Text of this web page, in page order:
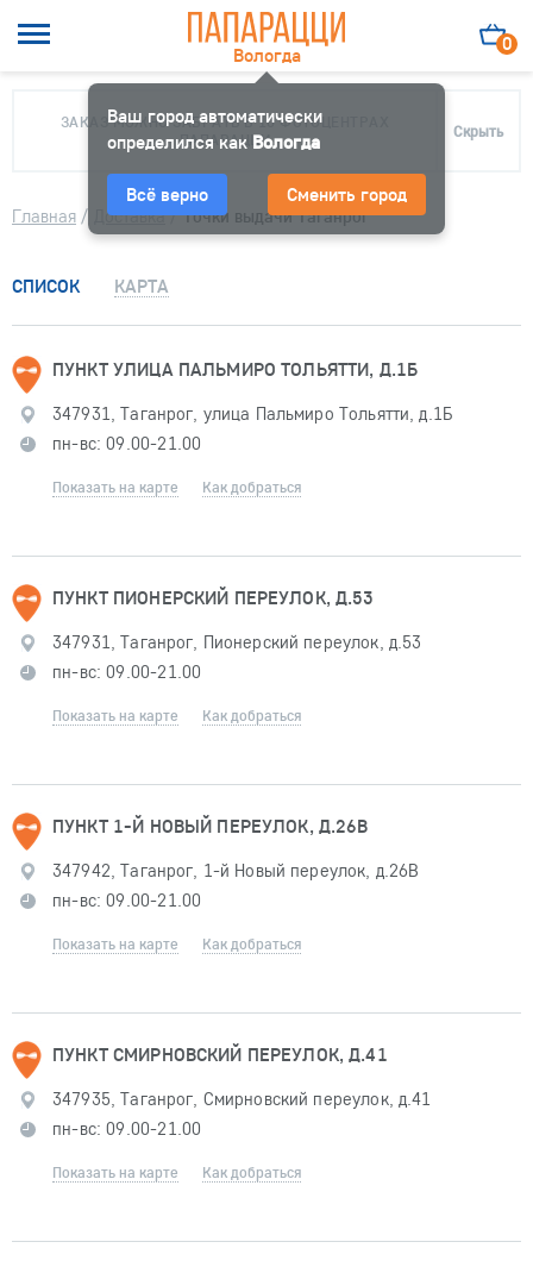
Вологда
Ваш город автоматически
определился как Вологда
Всё верно Сменить город
0
ЗАКАЗ МОЖНО ЗАБРАТЬ В 10 ФОТОЦЕНТРАХ
ПАПАРАЦЦИ
Скрыть
Главная / Доставка/ Точки выдачи Таганрог
СПИСОК КАРТА
ПУНКТ УЛИЦА ПАЛЬМИРО ТОЛЬЯТТИ, Д.1Б
347931, Таганрог, улица Пальмиро Тольятти, д.1Б
пн-вс: 09.00-21.00
Показать на карте Как добраться
ПУНКТ ПИОНЕРСКИЙ ПЕРЕУЛОК, Д.53
347931, Таганрог, Пионерский переулок, д.53
пн-вс: 09.00-21.00
Показать на карте Как добраться
ПУНКТ 1-Й НОВЫЙ ПЕРЕУЛОК, Д.26В
347942, Таганрог, 1-й Новый переулок, д.26В
пн-вс: 09.00-21.00
Показать на карте Как добраться
ПУНКТ СМИРНОВСКИЙ ПЕРЕУЛОК, Д.41
347935, Таганрог, Смирновский переулок, д.41
пн-вс: 09.00-21.00
Показать на карте Как добраться